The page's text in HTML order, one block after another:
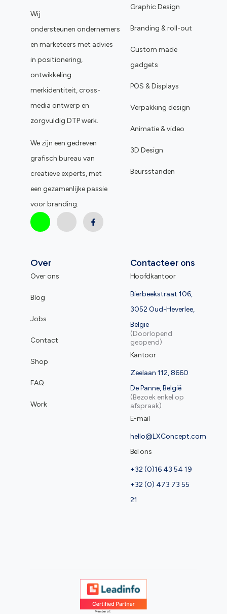
Wij
ondersteunen ondernemers
en marketeers met advies
in positionering,
ontwikkeling
merkidentiteit, cross-
media ontwerp en
zorgvuldig DTP werk.
We zijn een gedreven
grafisch bureau van
creatieve experts, met
een gezamenlijke passie
voor branding.
Graphic Design
Branding & roll-out
Custom made
gadgets
POS & Displays
Verpakking design
Animatie & video
3D Design
Beursstanden
Over
Over ons
Blog
Jobs
Contact
Shop
FAQ
Work
Contacteer ons
Hoofdkantoor
Bierbeekstraat 106,
3052 Oud-Heverlee,
België
(Doorlopend
geopend)
Kantoor
Zeelaan 112, 8660
De Panne, België
(Bezoek enkel op
afspraak)
E-mail
hello@LXConcept.com
Bel ons
+32 (0)16 43 54 19
+32 (0) 473 73 55
21